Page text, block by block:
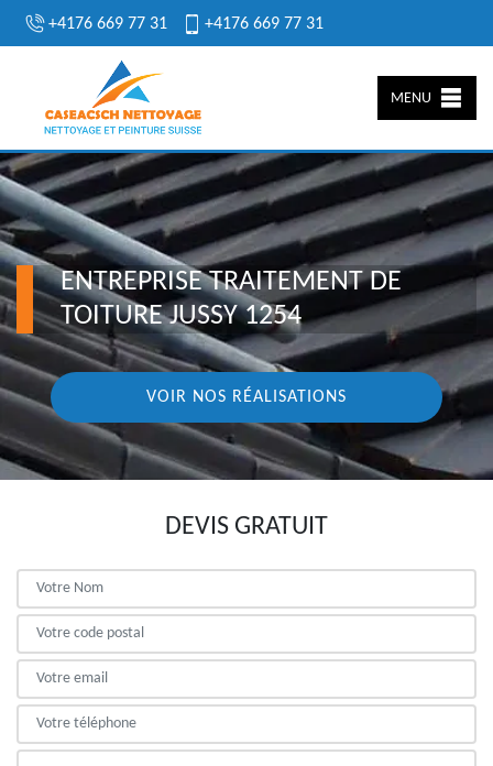
+4176 669 77 31 +4176 669 77 31
MENU
ENTREPRISE TRAITEMENT DE
TOITURE JUSSY 1254
VOIR NOS RÉALISATIONS
DEVIS GRATUIT